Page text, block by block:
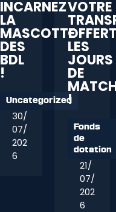
INCARNEZ
LA
MASCOTTE
DES
BDL
!
Uncategorized
30/
07/
202
6
VOTRE
LES
JOURS
DE
!
Fonds
de
dotation
21/
07/
202
6